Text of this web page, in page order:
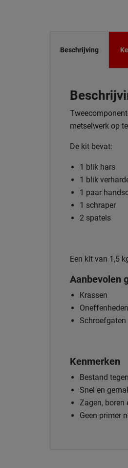
Beschrijving
metselwerk op
De kit bevat:
1 blik hars
1 blik
1 paar
1 schraper
2 spatels
Een kit van 1,5
Aanbevolen
Krassen
Oneffenheden
Schroefgaten
Kenmerken
Bestand
Snel en
Zagen, boren
Geen primer